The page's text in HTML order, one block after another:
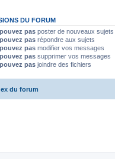
DU FORUM
pas poster de nouveaux sujets
pas répondre aux sujets
pas modifier vos messages
pas supprimer vos messages
pas joindre des fichiers
du forum